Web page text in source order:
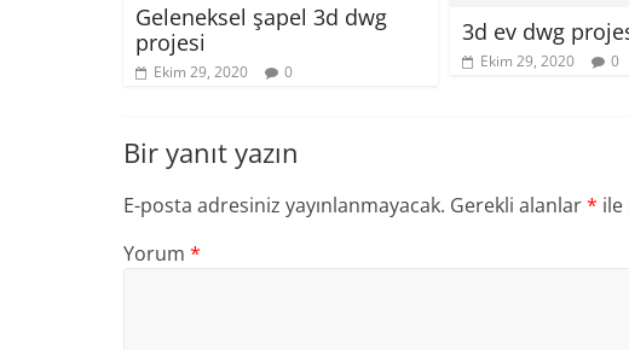
Geleneksel şapel 3d dwg
projesi
Ekim 29, 2020 0
3d ev dwg
Ekim 29, 2020 0
Bir yanıt yazın
E-posta adresiniz yayınlanmayacak. Gerekli alanlar*
Yorum *